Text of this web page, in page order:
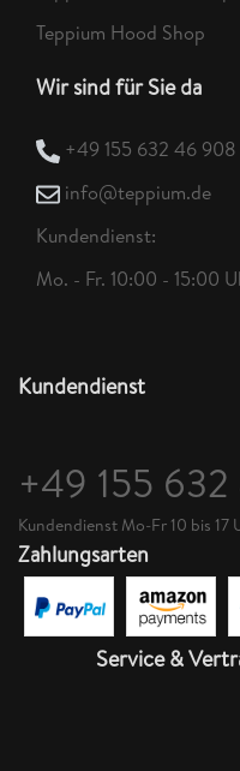
Teppium Hood Shop
Wir sind für Sie da
+49 155 632 46 908
info@teppium.de
Kundendienst:
Mo. - Fr. 10:00 - 15:00
Kundendienst
+49 155
Kundendienst Mo-Fr 10 bis 17
Zahlungsarten
Service &